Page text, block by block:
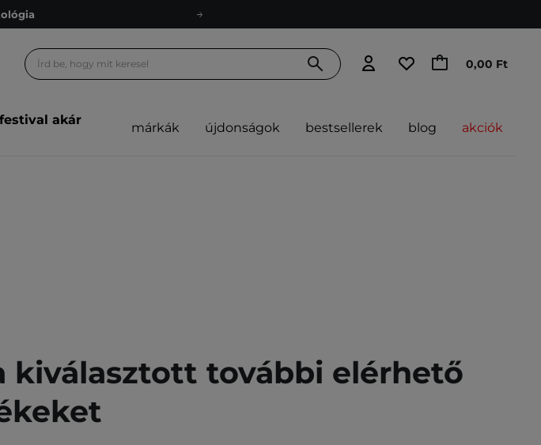
15 000 Ft-tól 0,00 Ft
akár
márkák újdonságok bestsellerek blog akciók
kiválasztott további elérhető